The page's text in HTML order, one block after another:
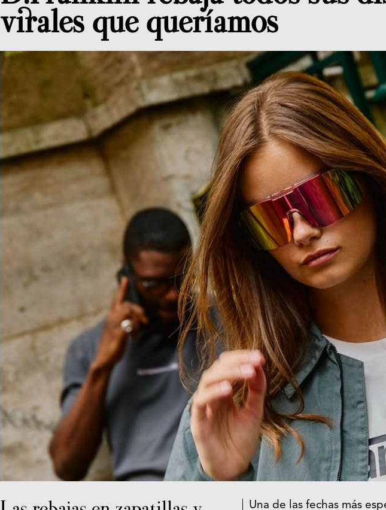
virales que queríamos
Una de las fechas más